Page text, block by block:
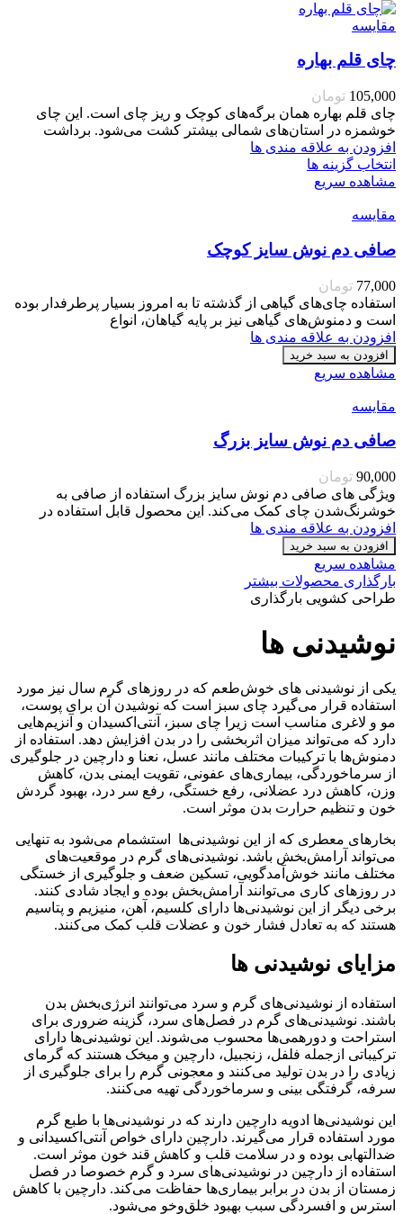
مقایسه
چای قلم بهاره
105,000 تومان
چای قلم بهاره همان برگه‌های کوچک و ریز چای است. این چای
خوشمزه در استان‌های شمالی بیشتر کشت می‌شود. برداشت
افزودن به علاقه مندی ها
انتخاب گزینه ها
مشاهده سریع
مقایسه
صافی دم نوش سایز کوچک
77,000 تومان
استفاده چای‌های گیاهی از گذشته تا به امروز بسیار پرطرفدار بوده
است و دمنوش‌های گیاهی نیز بر پایه گیاهان، انواع
افزودن به علاقه مندی ها
افزودن به سبد خرید
مشاهده سریع
مقایسه
صافی دم نوش سایز بزرگ
90,000 تومان
ویژگی های صافی دم نوش سایز بزرگ استفاده از صافی به
خوشرنگ‌شدن چای کمک می‌کند. این محصول قابل استفاده در
افزودن به علاقه مندی ها
افزودن به سبد خرید
مشاهده سریع
بارگذاری محصولات بیشتر
طراحی کشویی بارگذاری
نوشیدنی ها
یکی از نوشیدنی‌ های خوش‌طعم که در روزهای گرم سال نیز مورد
استفاده قرار می‌گیرد چای سبز است که نوشیدن آن برای پوست،
مو و لاغری مناسب است زیرا چای سبز، آنتی‌اکسیدان و آنزیم‌هایی
دارد که می‌تواند میزان اثربخشی را در بدن افزایش دهد. استفاده از
دمنوش‌ها با ترکیبات مختلف مانند عسل، نعنا و دارچین در جلوگیری
از سرماخوردگی، بیماری‌های عفونی، تقویت ایمنی بدن، کاهش
وزن، کاهش درد عضلانی، رفع خستگی، رفع سر درد، بهبود گردش
خون و تنظیم حرارت بدن موثر است.
بخارهای معطری که از این نوشیدنی‌ها استشمام می‌شود به تنهایی
می‌تواند آرامش‌بخش باشد. نوشیدنی‌های گرم در موقعیت‌های
مختلف مانند خوش‌آمدگویی، تسکین ضعف و جلوگیری از خستگی
در روزهای کاری می‌توانند آرامش‌بخش بوده و ایجاد شادی کنند.
برخی دیگر از این نوشیدنی‌ها دارای کلسیم، آهن، منیزیم و پتاسیم
هستند که به تعادل فشار خون و عضلات قلب کمک می‌کنند.
مزایای نوشیدنی ها
استفاده از نوشیدنی‌های گرم و سرد می‌توانند انرژی‌بخش بدن
باشند. نوشیدنی‌های گرم در فصل‌های سرد، گزینه ضروری برای
استراحت و دورهمی‌ها محسوب می‌شوند. این نوشیدنی‌ها دارای
ترکیباتی ازجمله فلفل، زنجبیل، دارچین و میخک هستند که گرمای
زیادی را در بدن تولید می‌کنند و معجونی گرم را برای جلوگیری از
سرفه، گرفتگی بینی و سرماخوردگی تهیه می‌کنند.
این نوشیدنی‌ها ادویه‌ دارچین دارند که در نوشیدنی‌ها با طبع گرم
مورد استفاده قرار می‌گیرند. دارچین دارای خواص آنتی‌اکسیدانی و
ضدالتهابی بوده و در سلامت قلب و کاهش قند خون موثر است.
استفاده از دارچین در نوشیدنی‌های سرد و گرم خصوصا در فصل
زمستان از بدن در برابر بیماری‌ها حفاظت می‌کند. دارچین با کاهش
استرس و افسردگی سبب بهبود خلق‌وخو می‌شود.